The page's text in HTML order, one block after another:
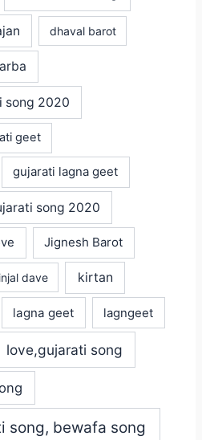
dhaval barot
song 2020
geet
gujarati lagna geet
song 2020
Jignesh Barot
dave kirtan
lagna geet lagngeet
love,gujarati song
song, bewafa song